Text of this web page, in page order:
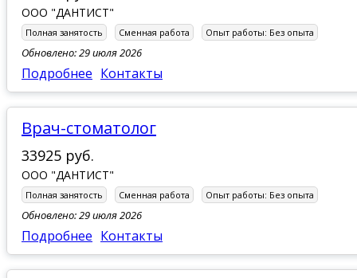
ООО "ДАНТИСТ"
Полная занятость Сменная работа Опыт работы: Без опыта
Обновлено: 29 июля 2026
Подробнее Контакты
Врач-стоматолог
33925 руб.
ООО "ДАНТИСТ"
Полная занятость Сменная работа Опыт работы: Без опыта
Обновлено: 29 июля 2026
Подробнее Контакты